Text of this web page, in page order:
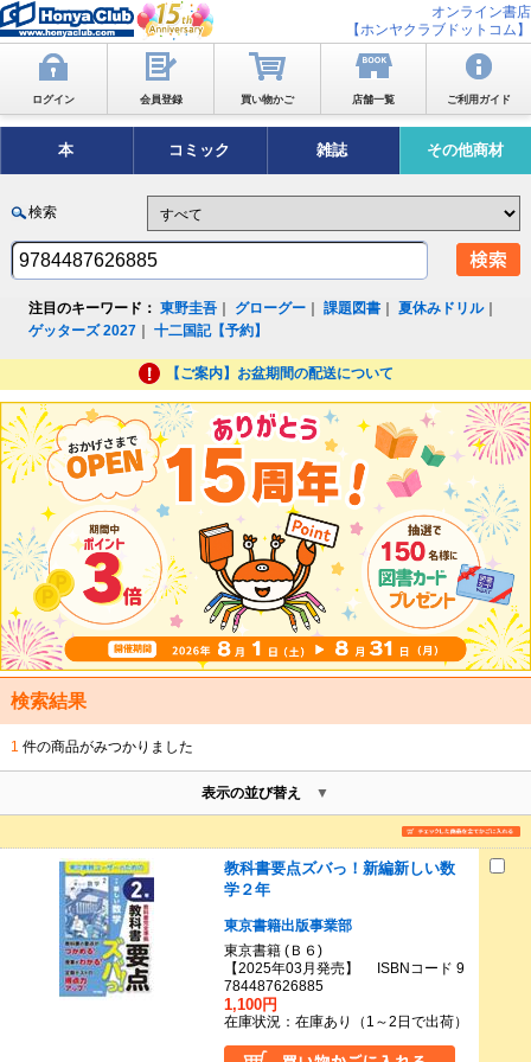
オンライン書店
【ホンヤクラブドットコム】
ログイン 会員登録 買い物かご 店舗一覧 ご利用ガイド
本 コミック 雑誌 その他商材
検索
注目のキーワード： 東野圭吾 グローグー ｜課題図書 ｜夏休みドリル｜
ゲッターズ 2027 ｜十二国記【予約】
【ご案内】お盆期間の配送について
検索結果
1 件の商品がみつかりました
表示の並び替え
教科書要点ズバっ！新編新しい数
学２年
東京書籍出版事業部
東京書籍 (Ｂ６)
【2025年03月発売】 ISBNコード 9
784487626885
1,100円
在庫状況：在庫あり（1～2日で出荷）